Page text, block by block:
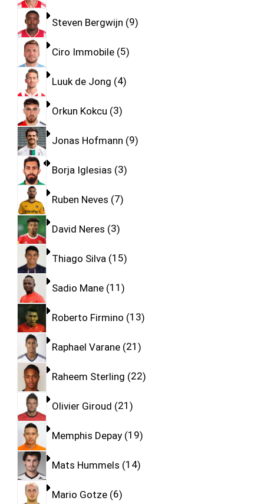
Steven Bergwijn 9
Ciro Immobile 5
Luuk de Jong 4
Orkun Kokcu 3
Jonas Hofmann 9
Borja Iglesias 3
Ruben Neves 7
David Neres 3
Thiago Silva 15
Sadio Mane 11
Roberto Firmino 13
Raphael Varane 21
Raheem Sterling 22
Olivier Giroud 21
Memphis Depay 19
Mats Hummels 14
Mario Gotze 6